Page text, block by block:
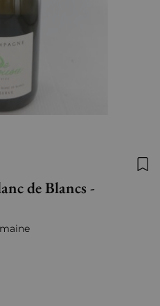
de Blancs -